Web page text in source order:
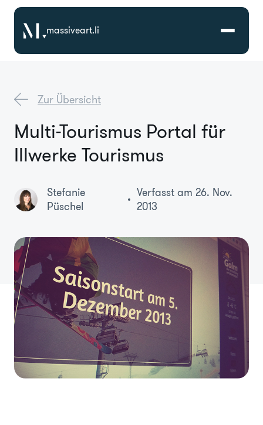
massiveart.li
Referenzen
Branchen
Über Uns
Zur Übersicht
Multi-Tourismus Portal für
Illwerke Tourismus
Stefanie
Püschel
Verfasst am 26. Nov.
2013